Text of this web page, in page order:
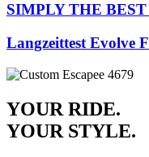
SIMPLY THE
Langzeittest Evolve
YOUR RIDE.
YOUR STYLE.